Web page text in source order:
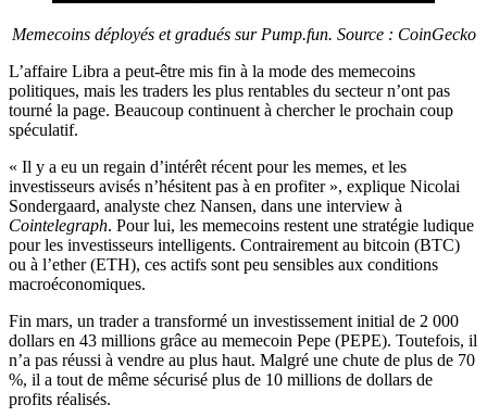
Memecoins déployés et gradués sur Pump.fun. Source : CoinGecko
L’affaire Libra a peut-être mis fin à la mode des memecoins
politiques, mais les traders les plus rentables du secteur n’ont pas
tourné la page. Beaucoup continuent à chercher le prochain coup
spéculatif.
« Il y a eu un regain d’intérêt récent pour les memes, et les
investisseurs avisés n’hésitent pas à en profiter », explique Nicolai
Sondergaard, analyste chez Nansen, dans une interview à
Cointelegraph. Pour lui, les memecoins restent une stratégie ludique
pour les investisseurs intelligents. Contrairement au bitcoin (BTC)
ou à l’ether (ETH), ces actifs sont peu sensibles aux conditions
macroéconomiques.
Fin mars, un trader a transformé un investissement initial de 2 000
dollars en 43 millions grâce au memecoin Pepe (PEPE). Toutefois, il
n’a pas réussi à vendre au plus haut. Malgré une chute de plus de 70
%, il a tout de même sécurisé plus de 10 millions de dollars de
profits réalisés.